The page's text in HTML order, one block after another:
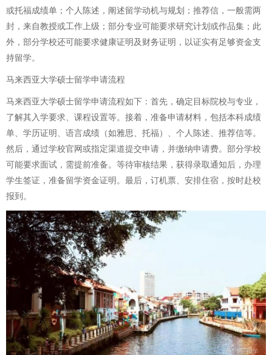
或托福成绩单；个人陈述，阐述留学动机与规划；推荐信，一般需两
封，来自教授或工作上级；部分专业可能要求研究计划或作品集；此
外，部分学校还可能要求健康证明及财务证明，以证实有足够资金支
持留学。
马来西亚大学硕士留学申请流程
马来西亚大学硕士留学申请流程如下：首先，确定目标院校与专业，
了解其入学要求、课程设置等。接着，准备申请材料，包括本科成绩
单、学历证明、语言成绩（如雅思、托福）、个人陈述、推荐信等。
然后，通过学校官网或指定渠道提交申请，并缴纳申请费。部分学校
可能要求面试，需提前准备。等待审核结果，获得录取通知后，办理
学生签证，准备留学资金证明。最后，订机票、安排住宿，按时赴校
报到。